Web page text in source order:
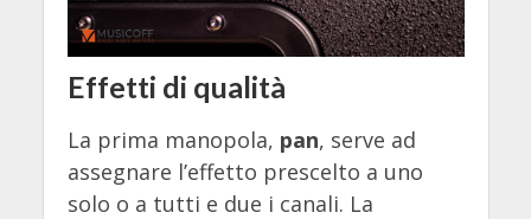
Effetti di qualità
La prima manopola, pan, serve ad
assegnare l’effetto prescelto a uno
solo o a tutti e due i canali. La